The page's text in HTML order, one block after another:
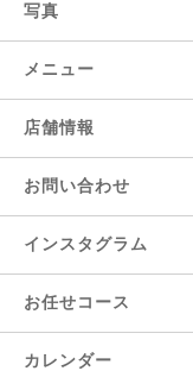
写真
メニュー
店舗情報
お問い合わせ
インスタグラム
お任せコース
カレンダー